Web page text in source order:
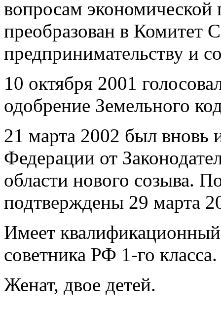
вопросам
преобразован в Комитет
предпринимательству и
10 октября 2001
одобрение Земельного
21 марта 2002 был вновь
Федерации от
области нового созыва.
подтверждены 29 марта
Имеет квалификационный
советника РФ 1-го класса.
Женат, двое детей.